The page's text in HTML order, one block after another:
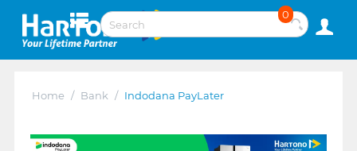
0
Home / Bank / Indodana PayLater